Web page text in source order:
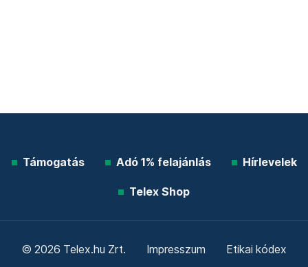
Támogatás Adó 1% felajánlás Hírlevelek
Telex Shop
© 2026 Telex.hu Zrt. Impresszum Etikai kódex